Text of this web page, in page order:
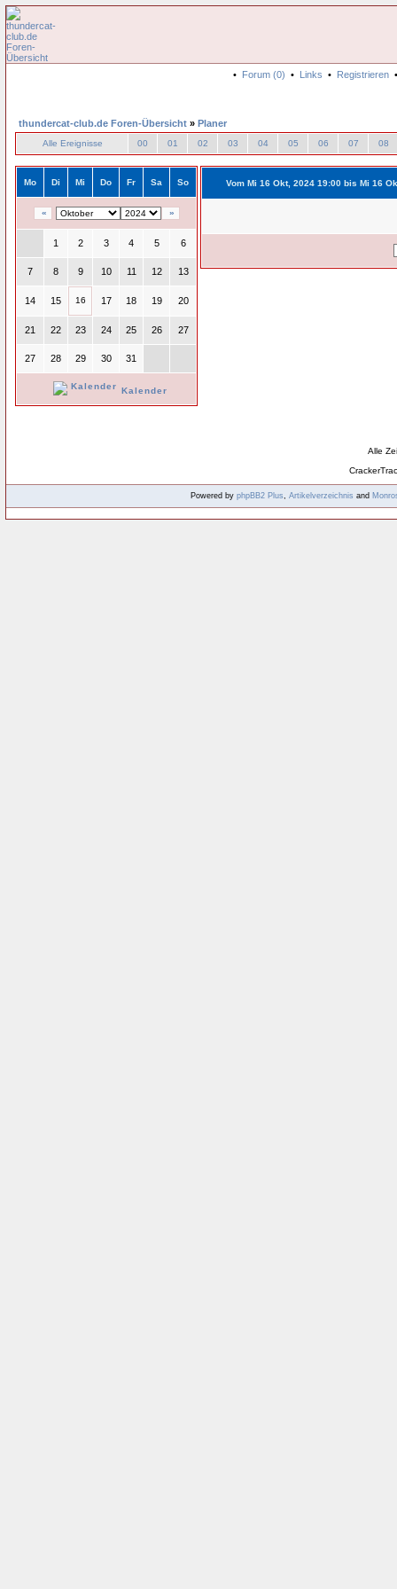
• Forum (0) • Links • Registrieren
thundercat-club.de Foren-Übersicht » Planer
Alle Ereignisse 00 01 02 03 04 05 06 07 08
Mo Di Mi Do Fr Sa So
« »
1 2 3 4 5 6
7 8 9 10 11 12 13
14 15 16 17 18 19 20
21 22 23 24 25 26 27
27 28 29 30 31
Kalender
Vom Mi 16 Okt, 2024 19:00 bis Mi 16
Alle
Powered by phpBB2 Plus, Artikelverzeichnis and